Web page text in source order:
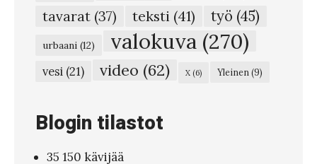
tavarat (37) teksti (41) työ (45)
urbaani (12) valokuva (270)
vesi (21) video (62) X (6) Yleinen (9)
Blogin tilastot
35 150 kävijää